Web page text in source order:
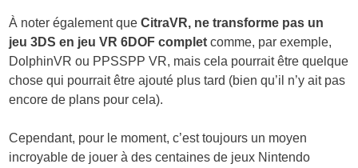
À noter également queCitraVR, ne transforme pas un
jeu 3DS en jeu VR 6DOF complet comme, par exemple,
DolphinVR ou PPSSPP VR, mais cela pourrait être quelque
chose qui pourrait être ajouté plus tard (bien qu’il n’y ait pas
encore de plans pour cela).
Cependant, pour le moment, c’est toujours un moyen
incroyable de jouer à des centaines de jeux Nintendo